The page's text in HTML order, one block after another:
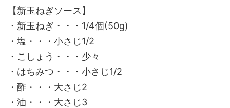
【新玉ねぎソース】
・新玉ねぎ・・・1/4個(50g)
・塩・・・小さじ1/2
・こしょう・・・少々
・はちみつ・・・小さじ1/2
・酢・・・大さじ2
・油・・・大さじ3